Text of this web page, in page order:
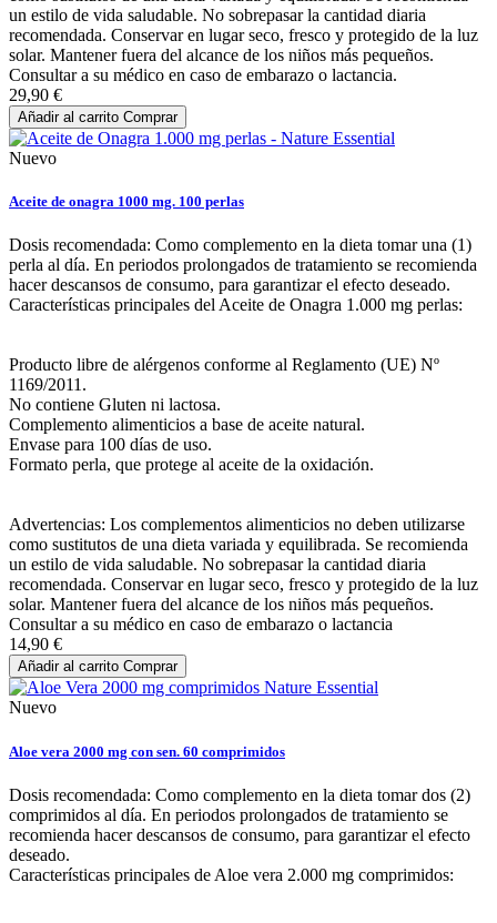
un estilo de vida saludable. No sobrepasar la cantidad diaria
recomendada. Conservar en lugar seco, fresco y protegido de la luz
solar. Mantener fuera del alcance de los niños más pequeños.
Consultar a su médico en caso de embarazo o lactancia.
29,90 €
Añadir al carrito Comprar
Nuevo
Aceite de onagra 1000 mg. 100 perlas
Dosis recomendada: Como complemento en la dieta tomar una (1)
perla al día. En periodos prolongados de tratamiento se recomienda
hacer descansos de consumo, para garantizar el efecto deseado.
Características principales del Aceite de Onagra 1.000 mg perlas:
Producto libre de alérgenos conforme al Reglamento (UE) Nº
1169/2011.
No contiene Gluten ni lactosa.
Complemento alimenticios a base de aceite natural.
Envase para 100 días de uso.
Formato perla, que protege al aceite de la oxidación.
Advertencias: Los complementos alimenticios no deben utilizarse
como sustitutos de una dieta variada y equilibrada. Se recomienda
un estilo de vida saludable. No sobrepasar la cantidad diaria
recomendada. Conservar en lugar seco, fresco y protegido de la luz
solar. Mantener fuera del alcance de los niños más pequeños.
Consultar a su médico en caso de embarazo o lactancia
14,90 €
Añadir al carrito Comprar
Nuevo
Aloe vera 2000 mg con sen. 60 comprimidos
Dosis recomendada: Como complemento en la dieta tomar dos (2)
comprimidos al día. En periodos prolongados de tratamiento se
recomienda hacer descansos de consumo, para garantizar el efecto
deseado.
Características principales de Aloe vera 2.000 mg comprimidos: